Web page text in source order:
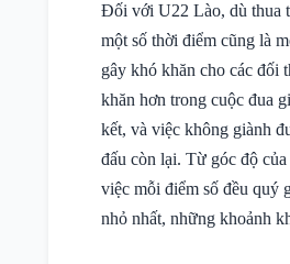
Đối với U22 Lào, dù thua
một số thời điểm cũng là
gây khó khăn cho các đối
khăn hơn trong cuộc đua
kết, và việc không giành
đấu còn lại. Từ góc độ
việc mỗi điểm số đều quý
nhỏ nhất, những khoảnh